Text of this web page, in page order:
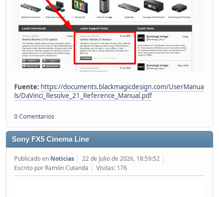
Fuente: https://documents.blackmagicdesign.com/UserManua
ls/DaVinci_Resolve_21_Reference_Manual.pdf
0 Comentarios
Sony FX5 Cinema Line
Publicado en Noticias
22 de Julio de 2026, 18:59:52
Escrito por Ramón Cutanda
Visitas: 176